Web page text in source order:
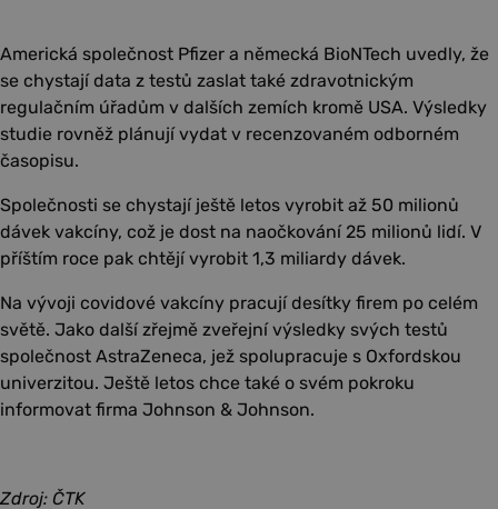
Americká společnost Pfizer a německá BioNTech uvedly, že
se chystají data z testů zaslat také zdravotnickým
regulačním úřadům v dalších zemích kromě USA. Výsledky
studie rovněž plánují vydat v recenzovaném odborném
časopisu.
Společnosti se chystají ještě letos vyrobit až 50 milionů
dávek vakcíny, což je dost na naočkování 25 milionů lidí. V
příštím roce pak chtějí vyrobit 1,3 miliardy dávek.
Na vývoji covidové vakcíny pracují desítky firem po celém
světě. Jako další zřejmě zveřejní výsledky svých testů
společnost AstraZeneca, jež spolupracuje s Oxfordskou
univerzitou. Ještě letos chce také o svém pokroku
informovat firma Johnson & Johnson.
Zdroj: ČTK